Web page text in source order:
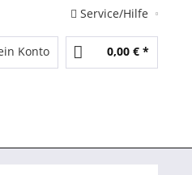
Service/Hilfe
Konto 0,00 € *